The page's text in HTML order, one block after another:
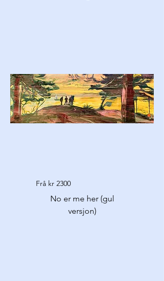
Frå kr 2300
No er me her (gul
versjon)